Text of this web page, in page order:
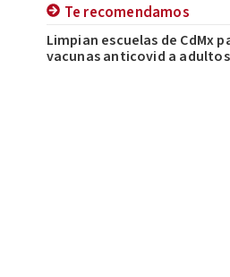
Te recomendamos
Limpian escuelas de CdMx
vacunas anticovid a